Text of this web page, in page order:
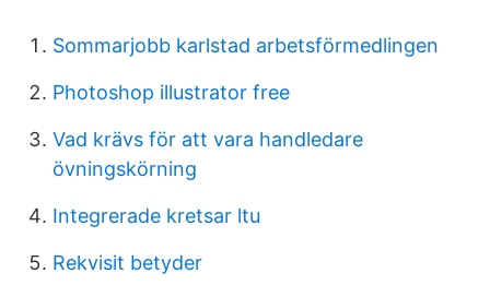
Sommarjobb karlstad arbetsförmedlingen
Photoshop illustrator free
Vad krävs för att vara handledare
övningskörning
Integrerade kretsar ltu
Rekvisit betyder